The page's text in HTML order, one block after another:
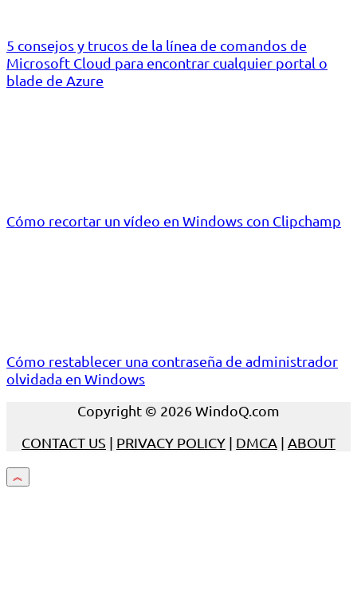
5 consejos y trucos de la línea de comandos de
Microsoft Cloud para encontrar cualquier portal o
blade de Azure
Cómo recortar un vídeo en Windows con Clipchamp
Cómo restablecer una contraseña de administrador
olvidada en Windows
Copyright © 2026 WindoQ.com
CONTACT US | PRIVACY POLICY | DMCA | ABOUT